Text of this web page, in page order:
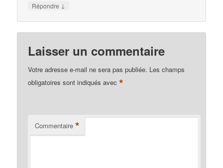
Répondre ↓
Laisser un commentaire
Votre adresse e-mail ne sera pas publiée. Les champs
obligatoires sont indiqués avec*
Commentaire *